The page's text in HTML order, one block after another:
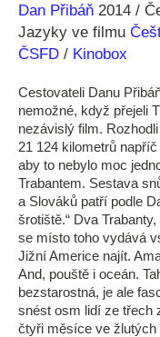
Režie
Dan Přibáň
Rok 2014
Jazyky ve filmu
ČSFD / Kinobox
Cestovateli Danu
nemožné, když přejeli
nezávislý film.
21 124 kilometrů
aby to nebylo moc
Trabantem. Sestava
a Slováků patří podle
šrotiště.“ Dva
se místo toho vydává
Jižní Americe najít.
And, pouště i oceán.
bezstarostná, je ale
snést osm lidí ze třech
čtyři měsíce ve žlutých